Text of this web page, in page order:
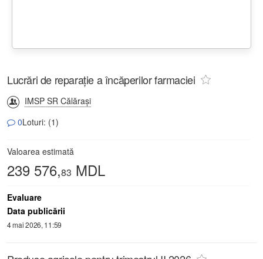
Lucrări de reparație a încăperilor farmaciei
IMSP SR Călăraşi
0Loturi: (1)
Valoarea estimată
239 576,83 MDL
Evaluare
Data publicării
4 mai 2026, 11:59